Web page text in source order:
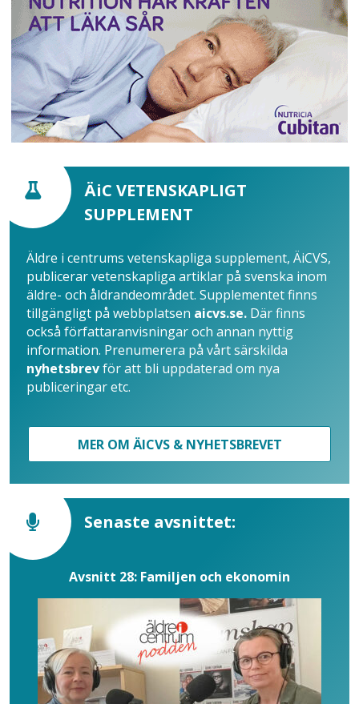
ÄiC VETENSKAPLIGT
SUPPLEMENT
Äldre i centrums vetenskapliga supplement, ÄiCVS,
publicerar vetenskapliga artiklar på svenska inom
äldre- och åldrandeområdet. Supplementet finns
tillgängligt på webbplatsen aicvs.se. Där finns
också författaranvisningar och annan nyttig
information. Prenumerera på vårt särskilda
nyhetsbrevför att bli uppdaterad om nya
publiceringar etc.
MER OM ÄICVS & NYHETSBREVET
Senaste avsnittet:
Avsnitt 28: Familjen och ekonomin